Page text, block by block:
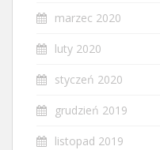
marzec 2020
luty 2020
styczeń 2020
grudzień 2019
listopad 2019